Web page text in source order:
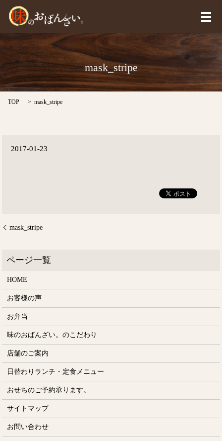
メ
mask_stripe
TOP mask_stripe
2017-01-23
mask_stripe
HOME
お客様の声
お弁当
味のおばんざい。のこだわり
店舗のご案内
日替わりランチ・定食メニュー
おせちのご予約承ります。
サイトマップ
お問い合わせ